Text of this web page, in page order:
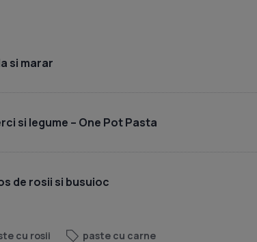
si marar
si legume – One Pot Pasta
de rosii si busuioc
cu rosii paste cu carne